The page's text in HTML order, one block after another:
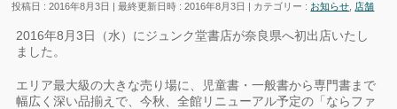
投稿日 : 2016年8月3日 最終更新日時 : 2016年8月3日 カテゴリー : お知らせ 店舗
2016年8月3日（水）にジュンク堂書店が奈良県へ初出店いたし
ました。
エリア最大級の大きな売り場に、児童書・一般書から専門書まで
幅広く深い品揃えで、今秋、全館リニューアル予定の「ならファ